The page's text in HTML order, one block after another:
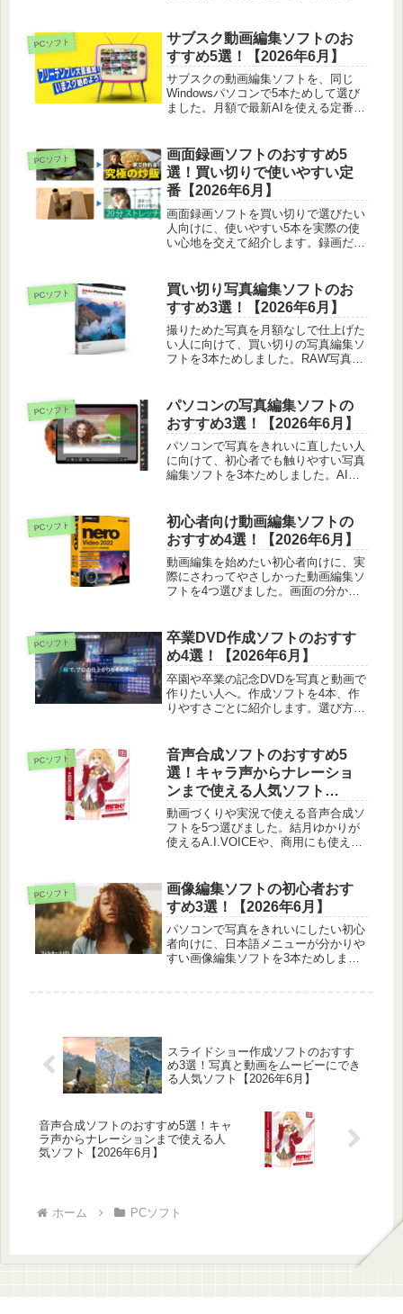
PCソフト
サブスク動画編集ソフトのお
すすめ5選！【2026年6月】
サブスクの動画編集ソフトを、同じ
Windowsパソコンで5本ためして選び
ました。月額で最新AIを使える定番か
PCソフト
画面録画ソフトのおすすめ5
選！買い切りで使いやすい定
番【2026年6月】
画面録画ソフトを買い切りで選びたい
人向けに、使いやすい5本を実際の使
い心地を交えて紹介します。録画だけ
PCソフト
買い切り写真編集ソフトのお
すすめ3選！【2026年6月】
撮りためた写真を月額なしで仕上げた
い人に向けて、買い切りの写真編集ソ
フトを3本ためしました。RAW写真の
PCソフト
パソコンの写真編集ソフトの
おすすめ3選！【2026年6月】
パソコンで写真をきれいに直したい人
に向けて、初心者でも触りやすい写真
編集ソフトを3本ためしました。AI補
PCソフト
初心者向け動画編集ソフトの
おすすめ4選！【2026年6月】
動画編集を始めたい初心者向けに、実
際にさわってやさしかった動画編集ソ
フトを4つ選びました。画面の分かり
PCソフト
卒業DVD作成ソフトのおすす
め4選！【2026年6月】
卒園や卒業の記念DVDを写真と動画で
作りたい人へ。作成ソフトを4本、作
りやすさごとに紹介します。選び方や
PCソフト
音声合成ソフトのおすすめ5
選！キャラ声からナレーショ
ンまで使える人気ソフト
【2026年6月】
動画づくりや実況で使える音声合成ソ
フトを5つ選びました。結月ゆかりが
使えるA.I.VOICEや、商用にも使える
す。
PCソフト
画像編集ソフトの初心者おす
すめ3選！【2026年6月】
パソコンで写真をきれいにしたい初心
者向けに、日本語メニューが分かりや
すい画像編集ソフトを3本ためしまし
スライドショー作成ソフトのおすす
め3選！写真と動画をムービーにでき
る人気ソフト【2026年6月】
音声合成ソフトのおすすめ5選！キャ
ラ声からナレーションまで使える人
気ソフト【2026年6月】
ホーム PCソフト